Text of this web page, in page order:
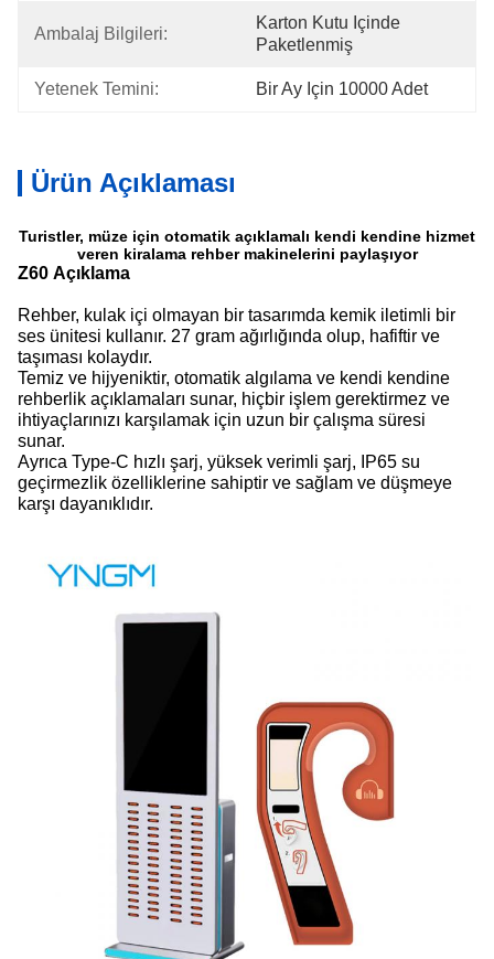
Ambalaj Bilgileri:
Karton Kutu Içinde
Paketlenmiş
Yetenek Temini: Bir Ay Için 10000 Adet
Ürün Açıklaması
Turistler, müze için otomatik açıklamalı kendi kendine hizmet
veren kiralama rehber makinelerini paylaşıyor
Z60 Açıklama
Rehber, kulak içi olmayan bir tasarımda kemik iletimli bir
ses ünitesi kullanır. 27 gram ağırlığında olup, hafiftir ve
taşıması kolaydır.
Temiz ve hijyeniktir, otomatik algılama ve kendi kendine
rehberlik açıklamaları sunar, hiçbir işlem gerektirmez ve
ihtiyaçlarınızı karşılamak için uzun bir çalışma süresi
sunar.
Ayrıca Type-C hızlı şarj, yüksek verimli şarj, IP65 su
geçirmezlik özelliklerine sahiptir ve sağlam ve düşmeye
karşı dayanıklıdır.